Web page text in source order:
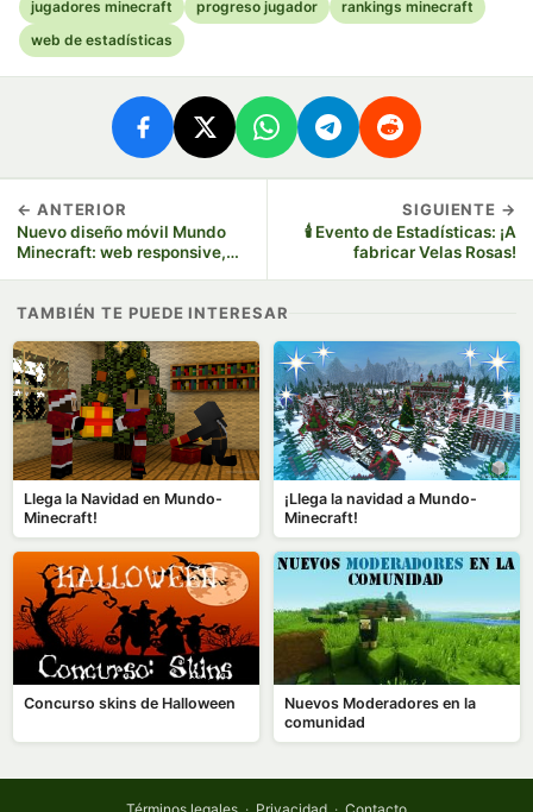
jugadores minecraft
progreso jugador
rankings minecraft
web de estadísticas
← ANTERIOR
Nuevo diseño móvil Mundo
Minecraft: web responsive,
SIGUIENTE →
🕯️ Evento de Estadísticas: ¡A
fabricar Velas Rosas!
TAMBIÉN TE PUEDE INTERESAR
Llega la Navidad en Mundo-
Minecraft!
¡Llega la navidad a Mundo-
Minecraft!
Concurso skins de Halloween
Nuevos Moderadores en la
comunidad